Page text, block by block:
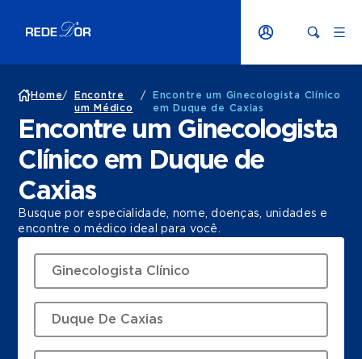
Home/
Encontre
um Médico
/
Encontre um Ginecologista Clínico
em Duque de Caxias
Encontre um Ginecologista
Clínico em Duque de
Caxias
Busque por especialidade, nome, doenças, unidades e
encontre o médico ideal para você.